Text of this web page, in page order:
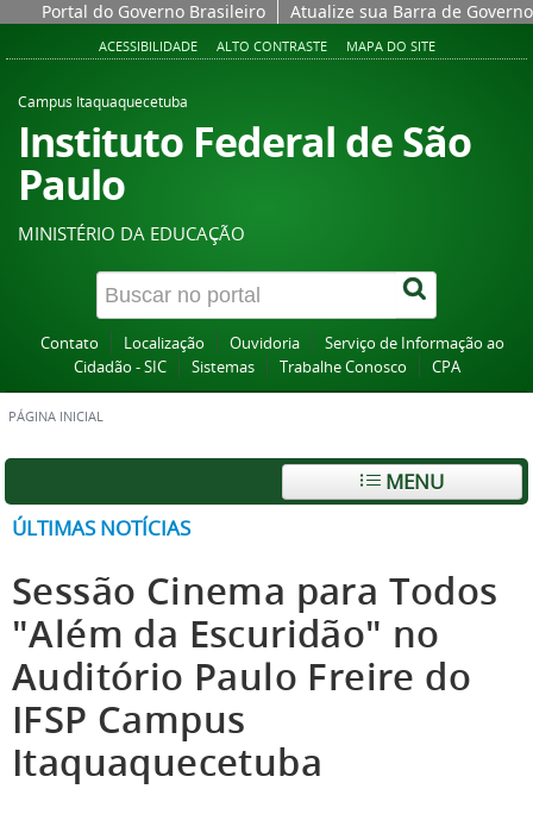
Portal do Governo Brasileiro Atualize sua Barra de Governo
ACESSIBILIDADE ALTO CONTRASTE MAPA DO SITE
Campus Itaquaquecetuba
Instituto Federal de São
Paulo
MINISTÉRIO DA EDUCAÇÃO
Contato Localização Ouvidoria
Serviço de Informação ao
Cidadão - SIC
Sistemas Trabalhe Conosco CPA
PÁGINA INICIAL
MENU
ÚLTIMAS NOTÍCIAS
Sessão Cinema para Todos
"Além da Escuridão" no
Auditório Paulo Freire do
IFSP Campus
Itaquaquecetuba